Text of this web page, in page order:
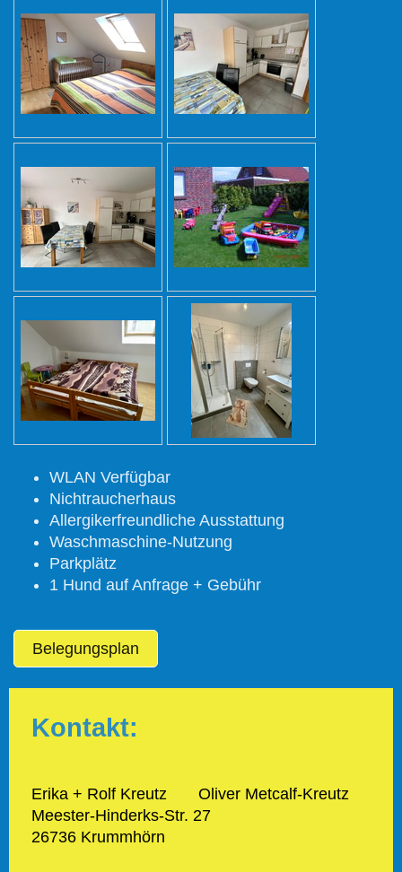
WLAN Verfügbar
Nichtraucherhaus
Allergikerfreundliche Ausstattung
Waschmaschine-Nutzung
Parkplätz
1 Hund auf Anfrage + Gebühr
Belegungsplan
Kontakt:
Erika + Rolf Kreutz Oliver Metcalf-Kreutz
Meester-Hinderks-Str. 27
26736 Krummhörn